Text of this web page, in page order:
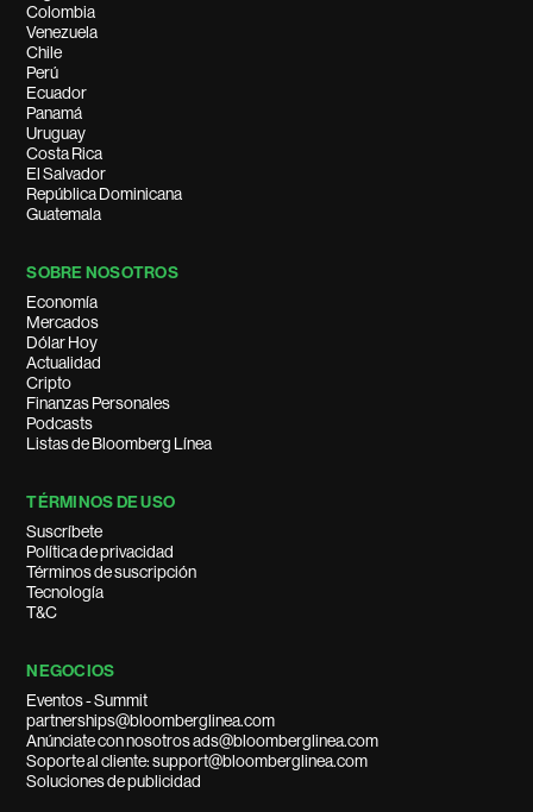
Colombia
Venezuela
Chile
Perú
Ecuador
Panamá
Uruguay
Costa Rica
El Salvador
República Dominicana
Guatemala
SOBRE NOSOTROS
Economía
Mercados
Dólar Hoy
Actualidad
Cripto
Finanzas Personales
Podcasts
Listas de Bloomberg Línea
TÉRMINOS DE USO
Suscríbete
Política de privacidad
Términos de suscripción
Tecnología
T&C
NEGOCIOS
Eventos - Summit
partnerships@bloomberglinea.com
Anúnciate con nosotros ads@bloomberglinea.com
Soporte al cliente: support@bloomberglinea.com
Soluciones de publicidad